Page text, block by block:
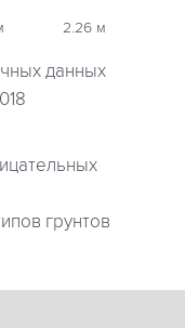
2.26 м
данных
грунтов